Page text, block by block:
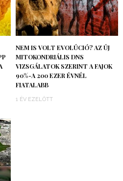
NEM IS VOLT EVOLÚCIÓ? AZ ÚJ
MITOKONDRIÁLIS DNS
VIZSGÁLATOK SZERINT A FAJOK
90%-A 200 EZER ÉVNÉL
FIATALABB
1 ÉV EZELŐTT